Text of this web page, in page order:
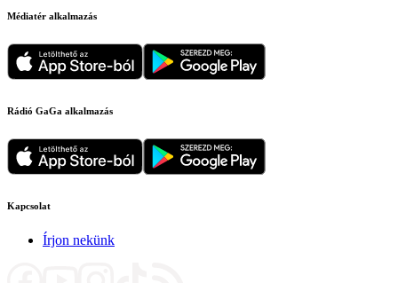
Médiatér alkalmazás
Rádió GaGa alkalmazás
Kapcsolat
Írjon nekünk